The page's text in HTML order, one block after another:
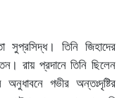
সুপ্রসিদ্ধ। তিনি জিহাদের
রায় প্রদানে তিনি ছিলেন
গভীর অন্তঃদৃষ্টির